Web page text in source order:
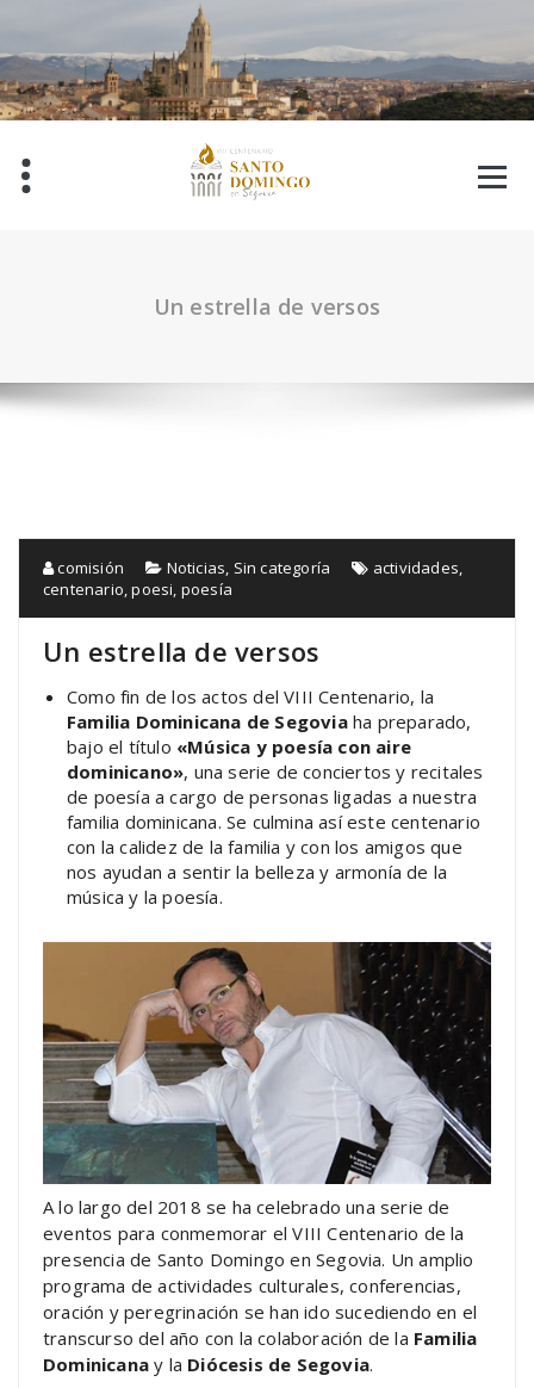
contenido
Un estrella de versos
comisión Noticias Sin categoría actividades
centenario ,poesi poesía
Un estrella de versos
Como fin de los actos del VIII Centenario, la
Familia Dominicana de Segoviaha preparado,
bajo el título «Música y poesía con aire
dominicano», una serie de conciertos y recitales
de poesía a cargo de personas ligadas a nuestra
familia dominicana. Se culmina así este centenario
con la calidez de la familia y con los amigos que
nos ayudan a sentir la belleza y armonía de la
música y la poesía.
A lo largo del 2018 se ha celebrado una serie de
eventos para conmemorar el VIII Centenario de la
presencia de Santo Domingo en Segovia. Un amplio
programa de actividades culturales, conferencias,
oración y peregrinación se han ido sucediendo en el
transcurso del año con la colaboración de la Familia
Dominicana y la Diócesis de Segovia.